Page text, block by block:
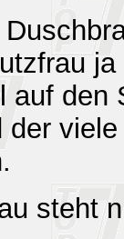
auf den
der
steht